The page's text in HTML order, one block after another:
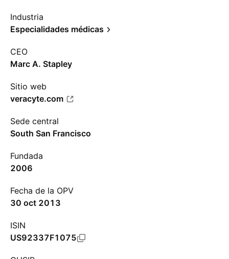
Industria
Especialidades médicas
CEO
Marc A. Stapley
Sitio web
veracyte.com
Sede central
South San Francisco
Fundada
2006
Fecha de la OPV
30 oct 2013
ISIN
US92337F1075